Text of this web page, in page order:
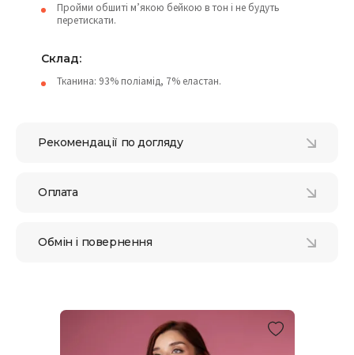
Пройми обшиті м’якою бейкою в тон і не будуть
перетискати.
Cклад:
Тканина: 93% поліамід, 7% еластан.
Рекомендації по догляду
Оплата
Обмін і повернення